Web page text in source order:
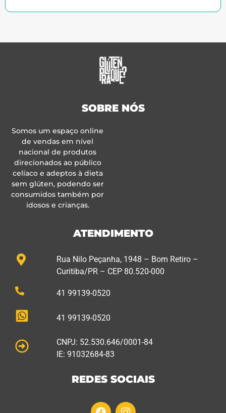
SOBRE NÓS
Somos um espaço online
de vendas em nível
nacional de produtos
direcionados ao público
celíaco e adeptos à dieta
sem glúten, podendo ser
consumidos também por
idosos e crianças.
ATENDIMENTO
Rua Nilo Peçanha, 1948 – Bom Retiro –
Curitiba/PR – CEP 80.520-000
41 99139-0520
41 99139-0520
CNPJ: 52.530.646/0001-84
IE: 91032684-83
REDES SOCIAIS